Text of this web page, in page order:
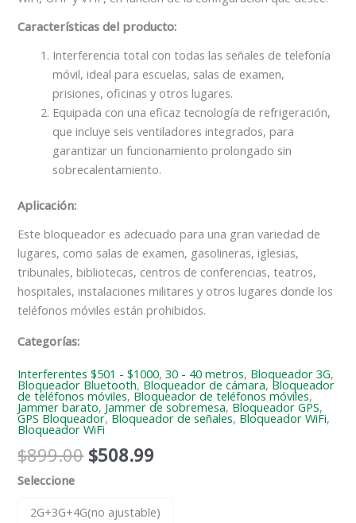
Características del producto:
Interferencia total con todas las señales de telefonía
móvil, ideal para escuelas, salas de examen,
prisiones, oficinas y otros lugares.
Equipada con una eficaz tecnología de refrigeración,
que incluye seis ventiladores integrados, para
garantizar un funcionamiento prolongado sin
sobrecalentamiento.
Aplicación:
Este bloqueador es adecuado para una gran variedad de
lugares, como salas de examen, gasolineras, iglesias,
tribunales, bibliotecas, centros de conferencias, teatros,
hospitales, instalaciones militares y otros lugares donde los
teléfonos móviles están prohibidos.
Categorías:
Interferentes $501 - $1000,30 - 40 metros, Bloqueador 3G,
Bloqueador Bluetooth, Bloqueador de cámara, Bloqueador
de teléfonos móviles, Bloqueador de teléfonos móviles,
Jammer barato, Jammer de sobremesa, Bloqueador GPS,
GPS Bloqueador, Bloqueador de señales, Bloqueador WiFi,
Bloqueador WiFi
$899.00 $508.99
Seleccione
2G+3G+4G(no ajustable)